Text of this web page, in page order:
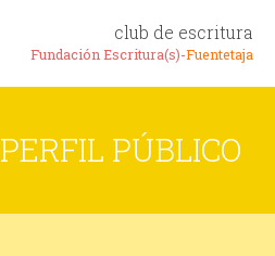
club de escritura
Fundación Escritura(s)-Fuentetaja
PERFIL PÚBLICO